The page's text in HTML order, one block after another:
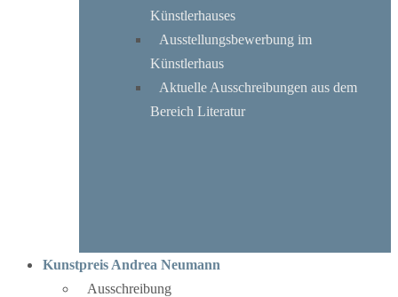
Künstlerhauses
Ausstellungsbewerbung im
Künstlerhaus
Aktuelle Ausschreibungen aus dem
Bereich Literatur
Kunstpreis Andrea Neumann
Ausschreibung